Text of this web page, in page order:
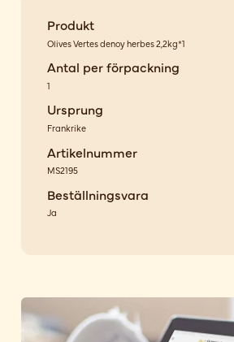
Produkt
Olives Vertes denoy herbes 2,2kg*1
Antal per förpackning
1
Ursprung
Frankrike
Artikelnummer
MS2195
Beställningsvara
Ja